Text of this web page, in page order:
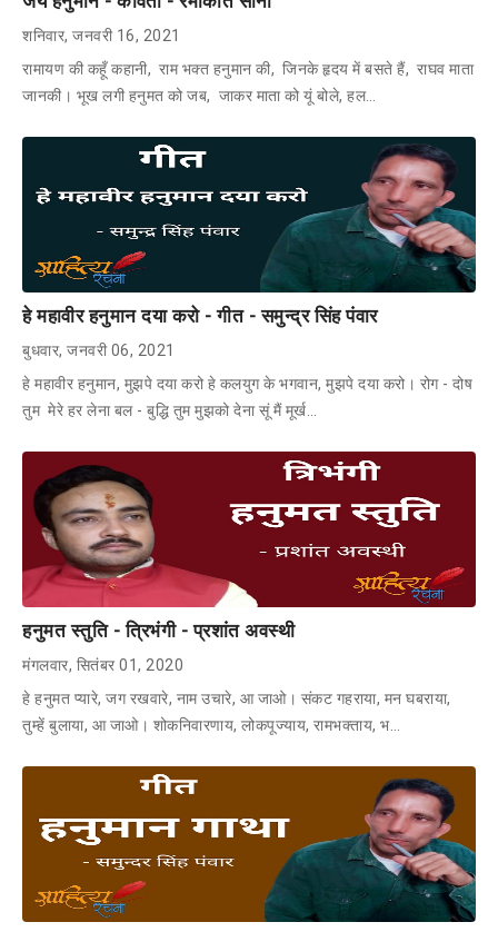
शनिवार, जनवरी 16, 2021
रामायण की कहूँ कहानी, राम भक्त हनुमान की, जिनके हृदय में बसते हैं, राघव माता
जानकी। भूख लगी हनुमत को जब, जाकर माता को यूं बोले, हल…
हे महावीर हनुमान दया करो - गीत - समुन्द्र सिंह पंवार
बुधवार, जनवरी 06, 2021
हे महावीर हनुमान, मुझपे दया करो हे कलयुग के भगवान, मुझपे दया करो। रोग - दोष
तुम मेरे हर लेना बल - बुद्धि तुम मुझको देना सूं मैं मूर्ख…
हनुमत स्तुति - त्रिभंगी - प्रशांत अवस्थी
मंगलवार, सितंबर 01, 2020
हे हनुमत प्यारे, जग रखवारे, नाम उचारे, आ जाओ। संकट गहराया, मन घबराया,
तुम्हें बुलाया, आ जाओ। शोकनिवारणाय, लोकपूज्याय, रामभक्ताय, भ…